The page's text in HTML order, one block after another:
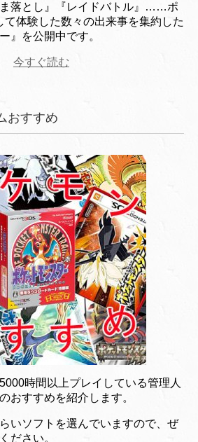
ま落とし』『レイドバトル』……ポ
て体験した数々の出来事を集約した
』を公開中です。
今すぐ読む
おすすめ
時間以上プレイしている管理人
おすすめを紹介します。
いソフトを選んでいますので、ぜ
ださい。